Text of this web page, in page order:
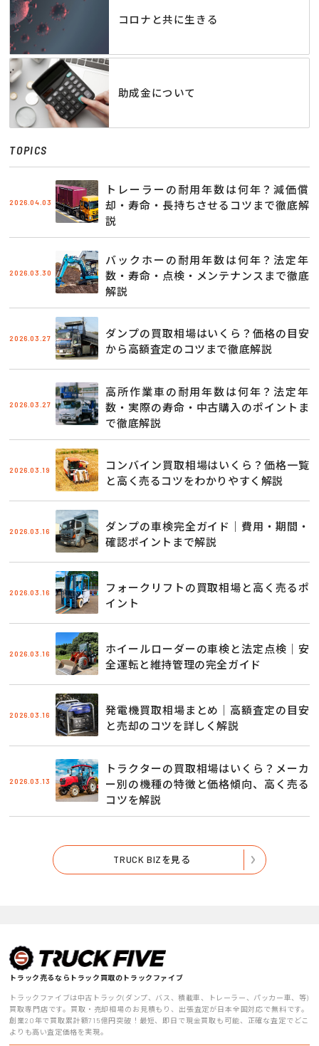
コロナと共に生きる
助成金について
TOPICS
2026.04.03
トレーラーの耐用年数は何年？減価償
却・寿命・長持ちさせるコツまで徹底解
説
2026.03.30
バックホーの耐用年数は何年？法定年
数・寿命・点検・メンテナンスまで徹底
解説
2026.03.27
ダンプの買取相場はいくら？価格の目安
から高額査定のコツまで徹底解説
2026.03.27
高所作業車の耐用年数は何年？法定年
数・実際の寿命・中古購入のポイントま
で徹底解説
2026.03.19
コンバイン買取相場はいくら？価格一覧
と高く売るコツをわかりやすく解説
2026.03.16
ダンプの車検完全ガイド｜費用・期間・
確認ポイントまで解説
2026.03.16
フォークリフトの買取相場と高く売るポ
イント
2026.03.16
ホイールローダーの車検と法定点検｜安
全運転と維持管理の完全ガイド
2026.03.16
発電機買取相場まとめ｜高額査定の目安
と売却のコツを詳しく解説
2026.03.13
トラクターの買取相場はいくら？メーカ
ー別の機種の特徴と価格傾向、高く売る
コツを解説
TRUCK BIZを見る
トラック売るならトラック買取のトラックファイブ
トラックファイブは中古トラック(ダンプ、バス、積載車、トレーラー、パッカー車、等)
買取専門店です。買取・売却相場のお見積もり、出張査定が日本全国対応で無料です。
創業20年で買取累計額715億円突破！最短、即日で現金買取も可能、正確な査定でどこ
よりも高い査定価格を実現。